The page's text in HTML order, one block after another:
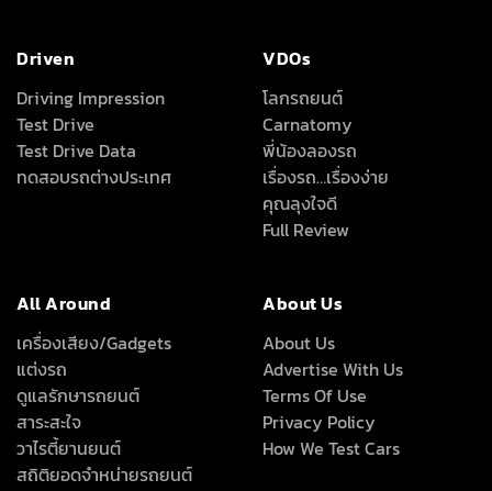
Driven
Driving Impression
Test Drive
Test Drive Data
ทดสอบรถต่างประเทศ
VDOs
โลกรถยนต์
Carnatomy
พี่น้องลองรถ
เรื่องรถ…เรื่องง่าย
คุณลุงใจดี
Full Review
All Around
เครื่องเสียง/Gadgets
แต่งรถ
ดูแลรักษารถยนต์
สาระสะใจ
วาไรตี้ยานยนต์
สถิติยอดจำหน่ายรถยนต์
About Us
About Us
Advertise With Us
Terms Of Use
Privacy Policy
How We Test Cars